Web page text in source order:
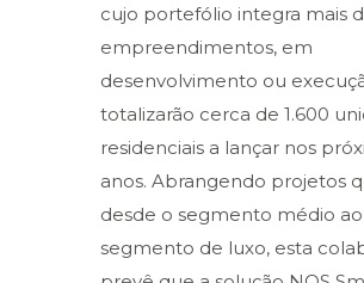
cujo portefólio integra mais
empreendimentos, em
desenvolvimento ou
totalizarão cerca de 1.600
residenciais a lançar nos
anos. Abrangendo projetos
desde o segmento médio ao
segmento de luxo, esta